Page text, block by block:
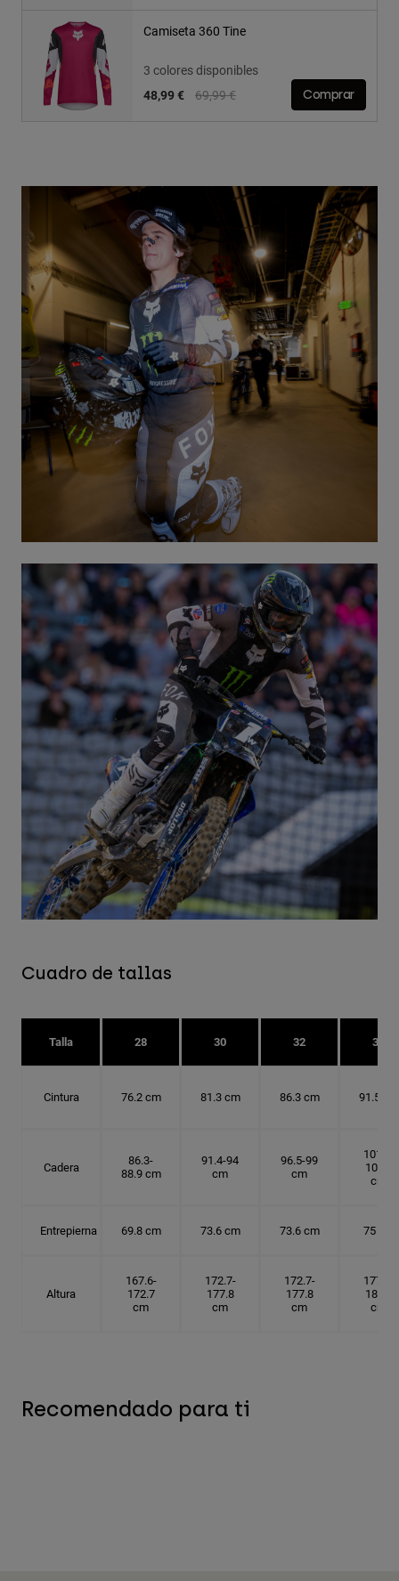
Camiseta 360 Tine
3 colores disponibles
Price reduced from
69,99 €to
48,99 € Comprar
Cuadro de tallas
Talla 28 30 32 34
Cintura 76.2 cm 81.3 cm 86.3 cm 91.5 cm
Cadera
86.3-
88.9 cm
91.4-94
cm
96.5-99
cm
101.6-
104.1
cm
Entrepierna 69.8 cm 73.6 cm 73.6 cm 75 cm
Altura
167.6-
172.7
cm
172.7-
177.8
cm
172.7-
177.8
cm
177.8-
182.9
cm
Recomendado para ti